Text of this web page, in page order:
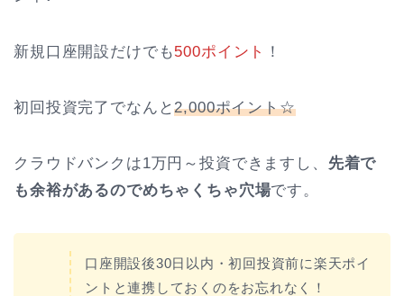
新規口座開設だけでも500ポイント ！
初回投資完了でなんと2,000ポイント☆
クラウドバンクは1万円～投資できますし、 先着で
も余裕があるのでめちゃくちゃ穴場です。
口座開設後30日以内・初回投資前に楽天ポイ
ントと連携しておくのをお忘れなく！